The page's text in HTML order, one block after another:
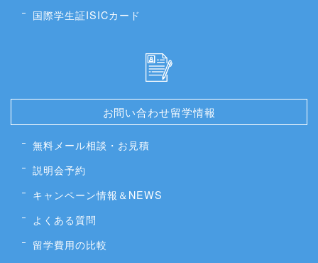
国際学生証ISICカード
お問い合わせ留学情報
無料メール相談・お見積
説明会予約
キャンペーン情報＆NEWS
よくある質問
留学費用の比較